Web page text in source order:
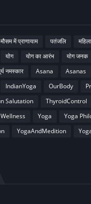
में प्राणायाम पतंजलि
योग योग का आरंभ योग जनक
नमस्कार Asana
Asanas
IndianYoga OurBody
Salutation ThyroidControl
Yoga
Yoga
YogaAndMedition